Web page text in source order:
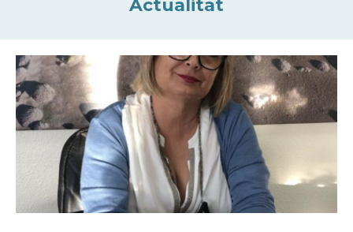
Actualitat